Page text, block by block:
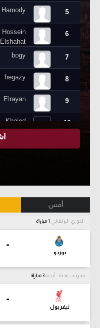
أمس
الدوري البرتغالي
-
بورتو
مباريات ودية - أندية
-
ليفربول